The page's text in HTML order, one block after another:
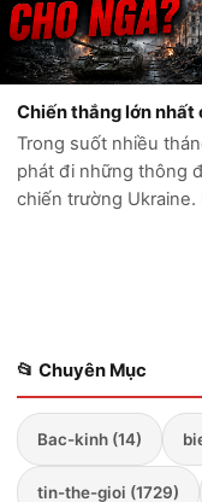
Chiến thắng lớn nhất
Trong suốt nhiều
phát đi những thông
chiến trường
📂 Chuyên Mục
Bac-kinh (14)
tin-the-gioi (1729)